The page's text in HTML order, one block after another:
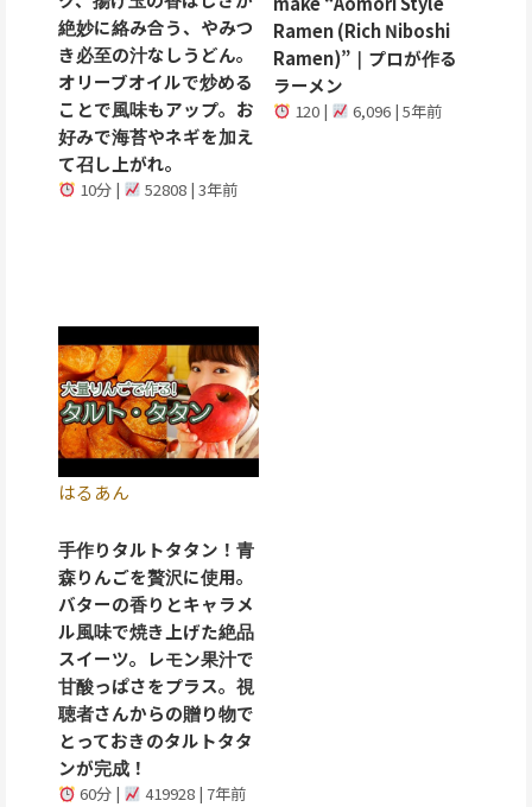
絶妙に絡み合う、やみつ
き必至の汁なしうどん。
オリーブオイルで炒める
ことで風味もアップ。お
好みで海苔やネギを加え
て召し上がれ。
10分 | 52808 | 3年前
Ramen (Rich Niboshi
Ramen)”｜プロが作る
ラーメン
120 | 6,096 | 5年前
はるあん
手作りタルトタタン！青
森りんごを贅沢に使用。
バターの香りとキャラメ
ル風味で焼き上げた絶品
スイーツ。レモン果汁で
甘酸っぱさをプラス。視
聴者さんからの贈り物で
とっておきのタルトタタ
ンが完成！
60分 | 419928 | 7年前